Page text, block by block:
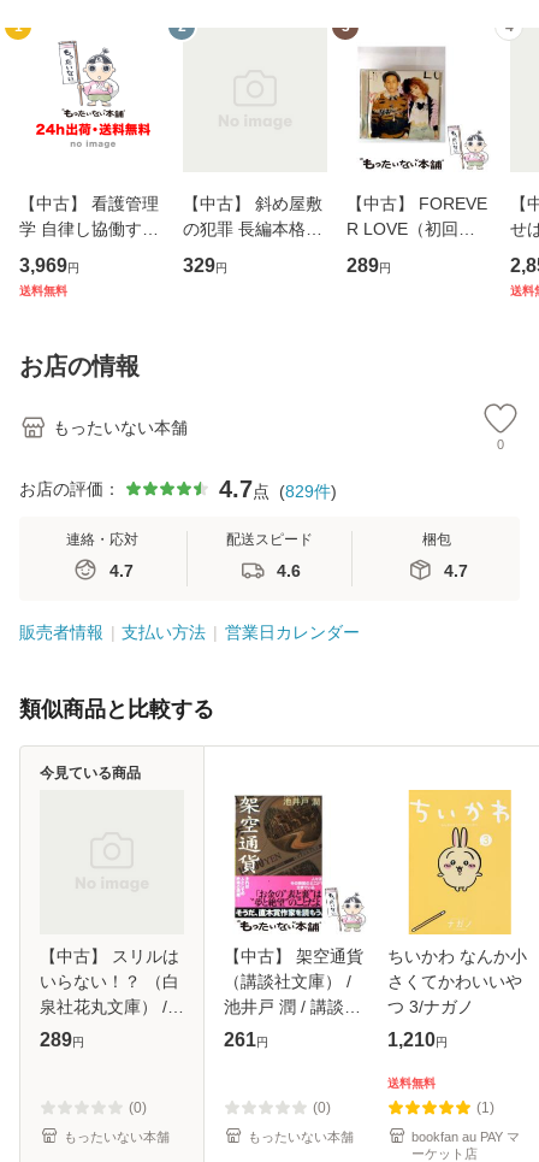
1
【中古】 看護管理
学 自律し協働する
専門職の看護マネ
ジメントスキル 改
恵 藤本幸三 / 南江
堂 [単行
3,969円
送料無料
2
【中古】 斜め屋敷
の犯罪 長編本格推
理小説 (光文社文
庫) / 島田荘司 / 光
329円
3
【中古】 FOREVE
R LOVE（初回生
産限定盤） / 清水
翔太×加藤ミリヤ /
289円
4
【
せ
タ
送料
お店の情報
もったいない本舗
0
お店の評価： 4.7点 (829件)
連絡・応対
4.7
配送スピード
4.6
梱包
4.7
販売者情報 支払い方法 営業日カレンダー
類似商品と比較する
【中古】 スリルは
いらない！？ （白
泉社花丸文庫） /
成田 空子 / 白泉社
289円
(0)
もったいない本舗
今見ている商品
【中古】 架空通貨
（講談社文庫） /
池井戸 潤 / 講談社
[文庫]【メール便送
261円
(0)
もったいない本舗
ちいかわ なんか小
さくてかわいいや
つ 3/ナガノ
1,210円
送料無料
(1)
bookfan au PAY マ
ーケット店